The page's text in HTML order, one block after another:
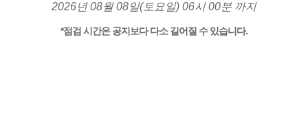
2026년 08월 08일(토요일) 06시 00분 까지
*점검 시간은 공지보다 다소 길어질 수 있습니다.